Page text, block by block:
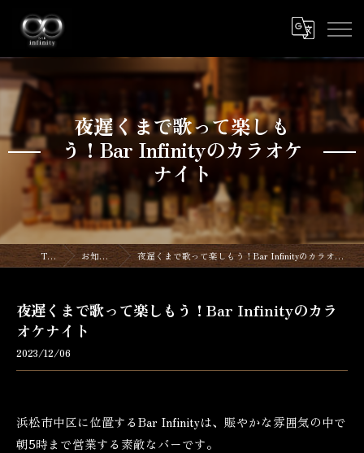
夜遅くまで歌って楽しも
う！Bar Infinityのカラオケ
ナイト
TOP お知らせ 夜遅くまで歌って楽しもう！Bar Infinityのカラオケナイト
夜遅くまで歌って楽しもう！Bar Infinityのカラ
オケナイト
2023/12/06
浜松市中区に位置するBar Infinityは、賑やかな雰囲気の中で
朝5時まで営業する素敵なバーです。